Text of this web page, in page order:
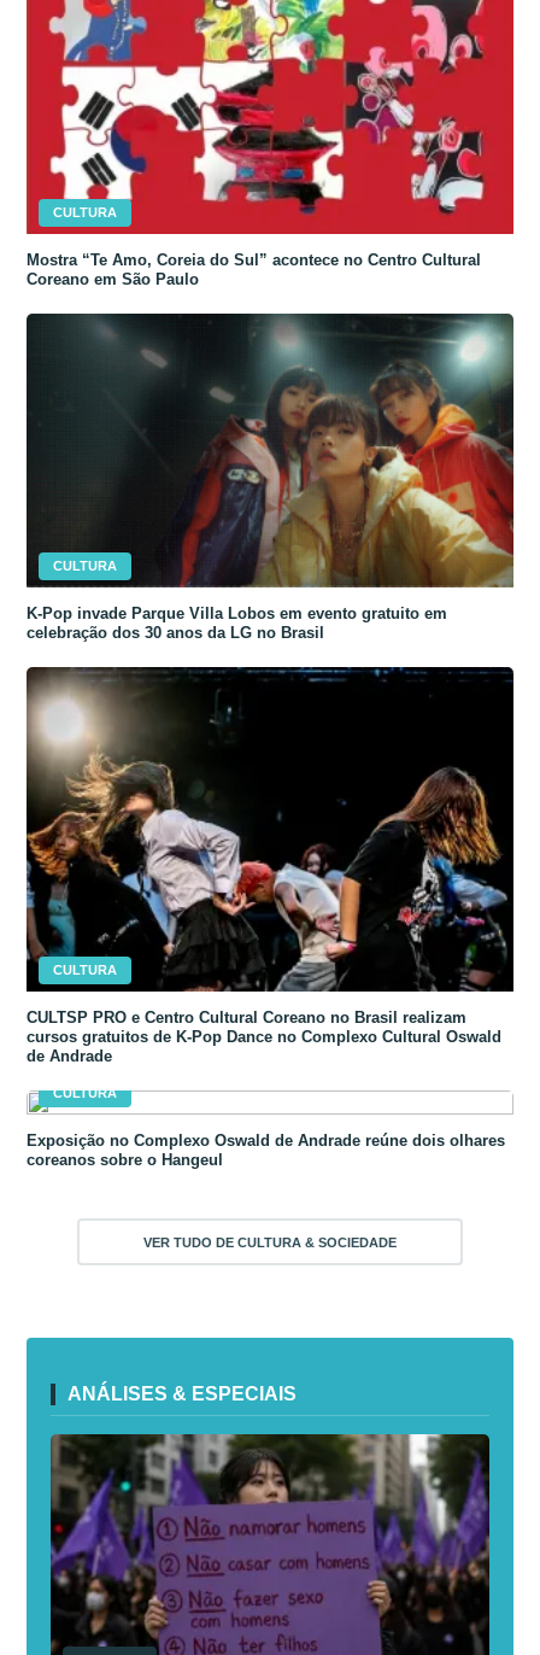
CULTURA
Mostra “Te Amo, Coreia do Sul” acontece no Centro Cultural
Coreano em São Paulo
CULTURA
K-Pop invade Parque Villa Lobos em evento gratuito em
celebração dos 30 anos da LG no Brasil
CULTURA
CULTSP PRO e Centro Cultural Coreano no Brasil realizam
cursos gratuitos de K-Pop Dance no Complexo Cultural Oswald
de Andrade
CULTURA
Exposição no Complexo Oswald de Andrade reúne dois olhares
coreanos sobre o Hangeul
VER TUDO DE CULTURA & SOCIEDADE
ANÁLISES & ESPECIAIS